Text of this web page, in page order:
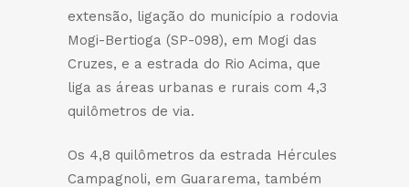
extensão, ligação do município a rodovia
Mogi-Bertioga (SP-098), em Mogi das
Cruzes, e a estrada do Rio Acima, que
liga as áreas urbanas e rurais com 4,3
quilômetros de via.
Os 4,8 quilômetros da estrada Hércules
Campagnoli, em Guararema, também